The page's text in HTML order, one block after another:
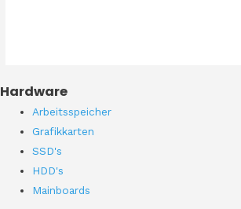
Hardware
Arbeitsspeicher
Grafikkarten
SSD's
HDD's
Mainboards